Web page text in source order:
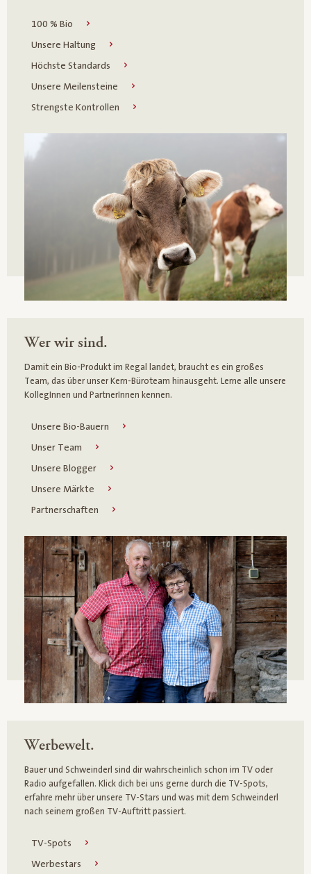
100 % Bio
Unsere Haltung
Höchste Standards
Unsere Meilensteine
Strengste Kontrollen
Wer wir sind.
Damit ein Bio-Produkt im Regal landet, braucht es ein großes
Team, das über unser Kern-Büroteam hinausgeht. Lerne alle unsere
KollegInnen und PartnerInnen kennen.
Unsere Bio-Bauern
Unser Team
Unsere Blogger
Unsere Märkte
Partnerschaften
Werbewelt.
Bauer und Schweinderl sind dir wahrscheinlich schon im TV oder
Radio aufgefallen. Klick dich bei uns gerne durch die TV-Spots,
erfahre mehr über unsere TV-Stars und was mit dem Schweinderl
nach seinem großen TV-Auftritt passiert.
TV-Spots
Werbestars